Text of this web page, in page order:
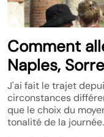
Comment
Naples,
J'ai fait le trajet
circonstances
que le choix du
tonalité de la journée.